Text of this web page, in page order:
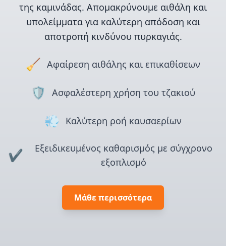
της καμινάδας. Απομακρύνουμε αιθάλη και
υπολείμματα για καλύτερη απόδοση και
αποτροπή κινδύνου πυρκαγιάς.
🧹 Αφαίρεση αιθάλης και επικαθίσεων
🛡️ Ασφαλέστερη χρήση του τζακιού
💨 Καλύτερη ροή καυσαερίων
✔️
Εξειδικευμένος καθαρισμός με σύγχρονο
εξοπλισμό
Μάθε περισσότερα